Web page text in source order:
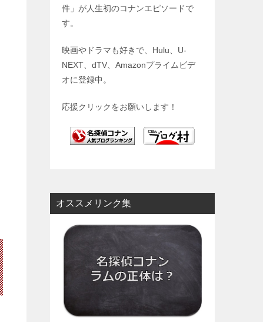
件」が人生初のコナンエピソードで
す。
映画やドラマも好きで、Hulu、U-
NEXT、dTV、Amazonプライムビデ
オに登録中。
応援クリックをお願いします！
オススメリンク集